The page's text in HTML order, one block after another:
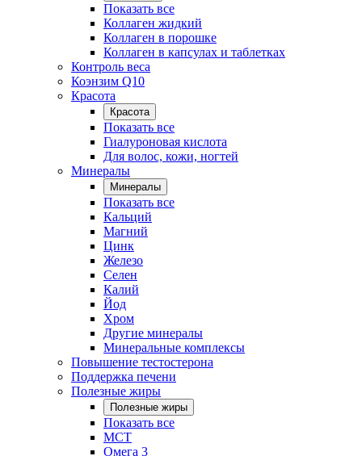
Показать все
Коллаген жидкий
Коллаген в порошке
Коллаген в капсулах и таблетках
Контроль веса
Коэнзим Q10
Красота
Красота
Показать все
Гиалуроновая кислота
Для волос, кожи, ногтей
Минералы
Минералы
Показать все
Кальций
Магний
Цинк
Железо
Селен
Калий
Йод
Хром
Другие минералы
Минеральные комплексы
Повышение тестостерона
Поддержка печени
Полезные жиры
Полезные жиры
Показать все
MCT
Омега 3